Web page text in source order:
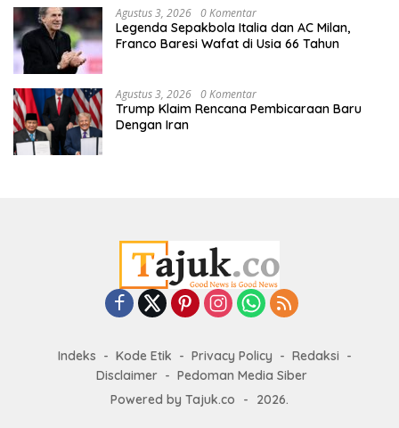
Agustus 3, 2026 0 Komentar
Legenda Sepakbola Italia dan AC Milan,
Franco Baresi Wafat di Usia 66 Tahun
Agustus 3, 2026 0 Komentar
Trump Klaim Rencana Pembicaraan Baru
Dengan Iran
Indeks Kode Etik Privacy Policy
Redaksi
Disclaimer
Pedoman Media Siber
Powered by Tajuk.co
- 2026.